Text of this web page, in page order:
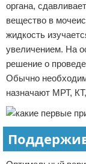
органа,
вещество в
жидкость
увеличением. На
решение о
Обычно необходим
назначают МРТ,